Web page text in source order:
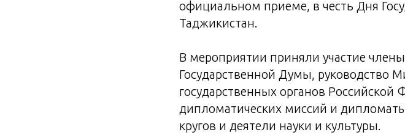
официальном приеме, в честь Дня
Таджикистан.
В мероприятии приняли участие
Государственной Думы, руководство
государственных органов Российской
дипломатических миссий и
кругов и деятели науки и культуры.